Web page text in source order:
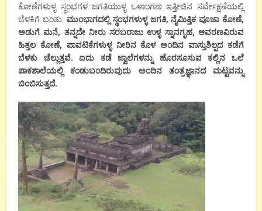
ಕೋಣೆಗಳುಳ್ಳ ಸ್ಥಂಭಗಳ ಜಗತಿಯುಳ್ಳ ಒಳಾಂಗಣ ಇತ್ತೀಚಿನ ಸರ್ವೇಕ್ಷಣೆಯಲ್ಲಿ
ಬೆಳಕಿಗೆ ಬಂತು. ಮುಂಭಾಗದಲ್ಲಿ ಸ್ಥಂಭಗಳುಳ್ಳ ಜಗತಿ, ನೈಮಿತ್ತಿಕ ಪೂಜಾ ಕೋಣೆ,
ಅಡುಗೆ ಮನೆ, ತನ್ನದೇ ನೀರು ಸರಬರಾಜು ಉಳ್ಳ ಸ್ನಾನಗೃಹ, ಆವರಣವಿರುವ
ಹಿತ್ತಲ ಕೋಣೆ, ಪಾವಟಿಕೆಗಳುಳ್ಳ ನೀರಿನ ಕೊಳ ಅಂದಿನ ವಾಸ್ತುಶಿಲ್ಪದ ಕಡೆಗೆ
ಬೆಳಕು ಚೆಲ್ಲುತ್ತವೆ. ಐದು ಕಡೆ ಜ್ವಾಲೆಗಳನ್ನು ಹೊರಸೂಸುವ ಕಲ್ಲಿನ ಒಲೆ
ಪಾಕಶಾಲೆಯಲ್ಲಿ ಕಂಡುಬಂದಿರುವುದು ಅಂದಿನ ತಂತ್ರಜ್ಞಾನದ ಮಟ್ಟವನ್ನು
ಬಿಂಬಿಸುತ್ತದೆ.